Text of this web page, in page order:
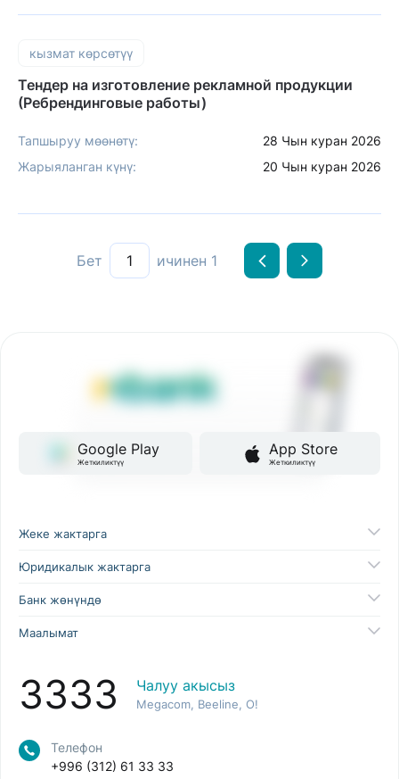
кызмат көрсөтүү
Тендер на изготовление рекламной продукции
(Ребрендинговые работы)
Тапшыруу мөөнөтү:
28 Чын куран 2026
Жарыяланган күнү:
20 Чын куран 2026
Бет 1 ичинен 1
Google Play
Жеткиликтүү
App Store
Жеткиликтүү
Жеке жактарга
Юридикалык жактарга
Банк жөнүндө
Маалымат
3333 Чалуу акысыз
Megacom, Beeline, O!
Телефон
+996 (312) 61 33 33